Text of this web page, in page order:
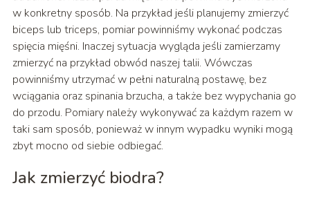
w konkretny sposób. Na przykład jeśli planujemy zmierzyć
biceps lub triceps, pomiar powinniśmy wykonać podczas
spięcia mięśni. Inaczej sytuacja wygląda jeśli zamierzamy
zmierzyć na przykład obwód naszej talii. Wówczas
powinniśmy utrzymać w pełni naturalną postawę, bez
wciągania oraz spinania brzucha, a także bez wypychania go
do przodu. Pomiary należy wykonywać za każdym razem w
taki sam sposób, ponieważ w innym wypadku wyniki mogą
zbyt mocno od siebie odbiegać.
Jak zmierzyć biodra?